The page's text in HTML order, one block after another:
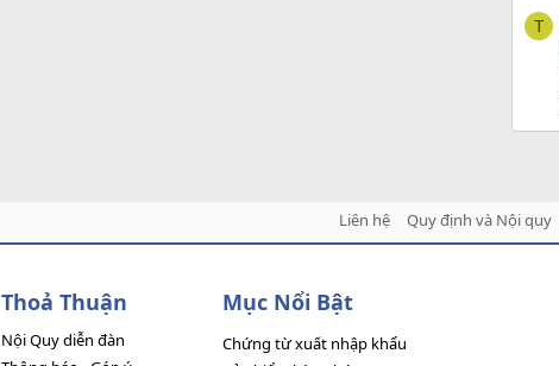
T
Liên hệ Quy định và Nội quy
Thoả Thuận
Nội Quy diễn đàn
Mục Nổi Bật
Chứng từ xuất nhập khẩu